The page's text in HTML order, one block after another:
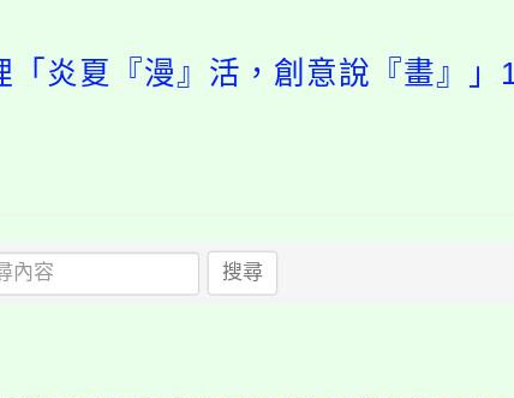
炎夏『漫』活，創意說『畫』」
搜尋